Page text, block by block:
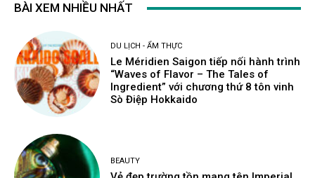
BÀI XEM NHIỀU NHẤT
DU LỊCH - ẨM THỰC
Le Méridien Saigon tiếp nối hành trình
“Waves of Flavor – The Tales of
Ingredient” với chương thứ 8 tôn vinh
Sò Điệp Hokkaido
BEAUTY